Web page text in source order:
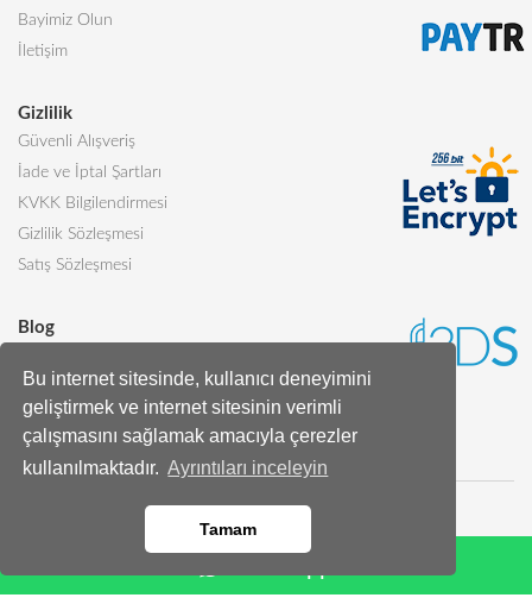
Bu internet sitesinde, kullanıcı deneyimini
geliştirmek ve internet sitesinin verimli
çalışmasını sağlamak amacıyla çerezler
kullanılmaktadır. Ayrıntıları inceleyin
Tamam
Bayimiz Olun
İletişim
Gizlilik
Güvenli Alışveriş
İade ve İptal Şartları
KVKK Bilgilendirmesi
Gizlilik Sözleşmesi
Satış Sözleşmesi
Blog
Butik Pasta Nedir?
Tüm Blog Yazıları